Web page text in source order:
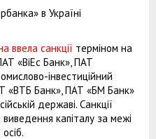
в Україні
ввела санкції терміном на
«ВіЕс Банк», ПАТ
інвестиційний
«ВТБ Банк», ПАТ «БМ Банк»
державі. Санкції
капіталу за межі